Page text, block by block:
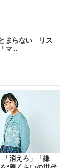
まらない リス
マ...
「消えろ」「嫌